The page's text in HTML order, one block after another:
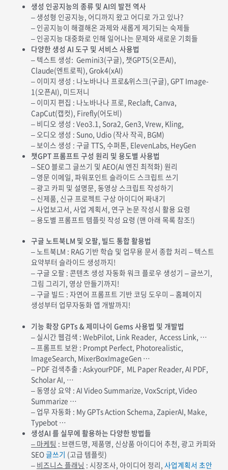
생성 인공지능의 종류 및 AI의 발전 역사
– 생성형 인공지능, 어디까지 왔고 어디로 가고 있나?
– 인공지능이 해결해온 과제와 새롭게 제기되는 숙제들
– 인공지능 대중화로 인해 일어나는 문제와 새로운 기회들
다양한 생성 AI 도구 및 서비스 사용법
– 텍스트 생성: Gemini3(구글), 챗GPT5(오픈AI),
Claude(엔트로픽), Grok4(xAI)
– 이미지 생성 : 나노바나나 프로&위스크(구글), GPT Image-
1(오픈AI), 미드저니
– 이미지 편집 : 나노바나나 프로, Reclaft, Canva,
CapCut(캡컷), Firefly(어도비)
– 비디오 생성 : Veo3.1, Sora2, Gen3, Vrew, Kling,
– 오디오 생성 : Suno, Udio (작사 작곡, BGM)
– 보이스 생성 : 구글 TTS, 수퍼톤, ElevenLabs, HeyGen
챗GPT 프롬프트 구성 원리 및 용도별 사용법
– SEO 블로그 글쓰기 및 AEO(AI 엔진 최적화) 원리
– 영문 이메일, 파워포인트 슬라이드 스크립트 쓰기
– 광고 카피 및 설명문, 동영상 스크립트 작성하기
– 신제품, 신규 프로젝트 구상 아이디어 짜내기
– 사업보고서, 사업 계획서, 연구 논문 작성시 활용 요령
– 용도별 프롬프트 템플릿 작성 요령 (맨 아래 목록 참조!)
구글 노트북LM 및 오팔, 빌드 통합 활용법
– 노트북LM : RAG 기반 학습 및 업무용 문서 종합 처리 – 텍스트
요약부터 슬라이드 생성까지!
– 구글 오팔 : 콘텐츠 생성 자동화 워크 플로우 생성기 – 글쓰기,
그림 그리기, 영상 만들기까지!
– 구글 빌드 : 자연어 프롬프트 기반 코딩 도우미 – 홈페이지
생성부터 업무자동화 앱 개발까지!
기능 확장 GPTs & 제미나이 Gems 사용법 및 개발법
– 실시간 웹검색 : WebPilot, Link Reader, Access Link, …
– 프롬프트 보완 : Prompt Perfect, Photorealistic,
ImageSearch, MixerBoxImageGen …
– PDF 검색추출 : AskyourPDF, ML Paper Reader, AI PDF,
Scholar AI, …
– 동영상 요약 : AI Video Summarize, VoxScript, Video
Summarize …
– 업무 자동화 : My GPTs Action Schema, ZapierAI, Make,
Typebot …
생성AI 를 실무에 활용하는 다양한 방법들
– 마케팅 : 브랜드명, 제품명, 신상품 아이디어 추천, 광고 카피와
SEO글쓰기 (고급 템플릿)
– 비즈니스 플래닝 : 시장조사, 아이디어 정리,사업계획서 초안